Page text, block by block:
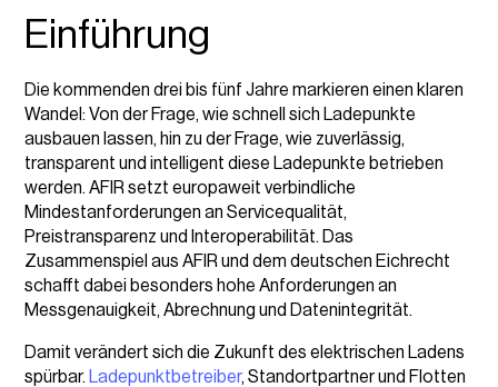
Einführung
Die kommenden drei bis fünf Jahre markieren einen klaren
Wandel: Von der Frage, wie schnell sich Ladepunkte
ausbauen lassen, hin zu der Frage, wie zuverlässig,
transparent und intelligent diese Ladepunkte betrieben
werden. AFIR setzt europaweit verbindliche
Mindestanforderungen an Servicequalität,
Preistransparenz und Interoperabilität. Das
Zusammenspiel aus AFIR und dem deutschen Eichrecht
schafft dabei besonders hohe Anforderungen an
Messgenauigkeit, Abrechnung und Datenintegrität.
Damit verändert sich die Zukunft des elektrischen Ladens
spürbar. Ladepunktbetreiber, Standortpartner und Flotten